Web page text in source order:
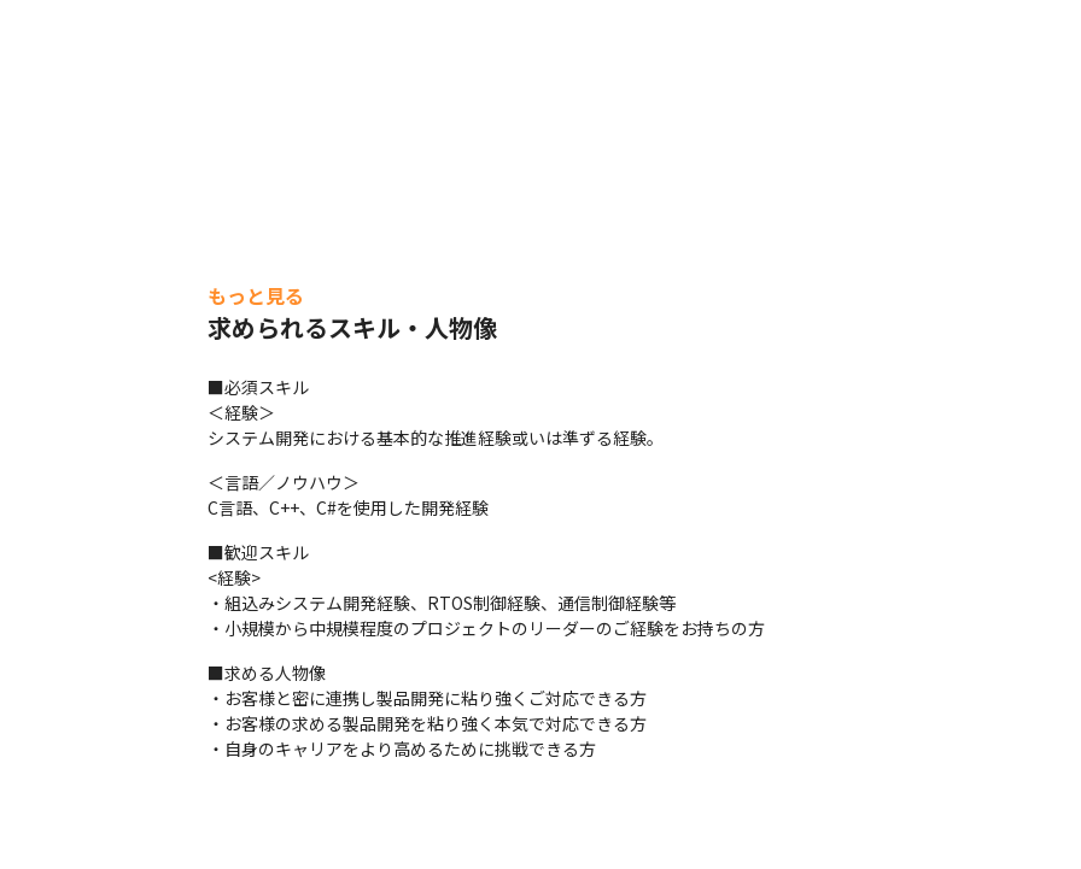
もっと見る
求められるスキル・人物像
■必須スキル
＜経験＞
システム開発における基本的な推進経験或いは準ずる経験。
＜言語／ノウハウ＞
C言語、C++、C#を使用した開発経験
■歓迎スキル
<経験>
・組込みシステム開発経験、RTOS制御経験、通信制御経験等
・小規模から中規模程度のプロジェクトのリーダーのご経験をお持ちの方
■求める人物像
・お客様と密に連携し製品開発に粘り強くご対応できる方
・お客様の求める製品開発を粘り強く本気で対応できる方
・自身のキャリアをより高めるために挑戦できる方